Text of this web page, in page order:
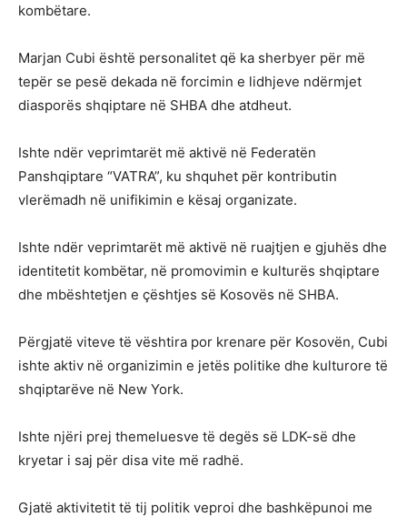
kombëtare.
Marjan Cubi është personalitet që ka sherbyer për më
tepër se pesë dekada në forcimin e lidhjeve ndërmjet
diasporës shqiptare në SHBA dhe atdheut.
Ishte ndër veprimtarët më aktivë në Federatën
Panshqiptare “VATRA”, ku shquhet për kontributin
vlerëmadh në unifikimin e kësaj organizate.
Ishte ndër veprimtarët më aktivë në ruajtjen e gjuhës dhe
identitetit kombëtar, në promovimin e kulturës shqiptare
dhe mbështetjen e çështjes së Kosovës në SHBA.
Përgjatë viteve të vështira por krenare për Kosovën, Cubi
ishte aktiv në organizimin e jetës politike dhe kulturore të
shqiptarëve në New York.
Ishte njëri prej themeluesve të degës së LDK-së dhe
kryetar i saj për disa vite më radhë.
Gjatë aktivitetit të tij politik veproi dhe bashkëpunoi me